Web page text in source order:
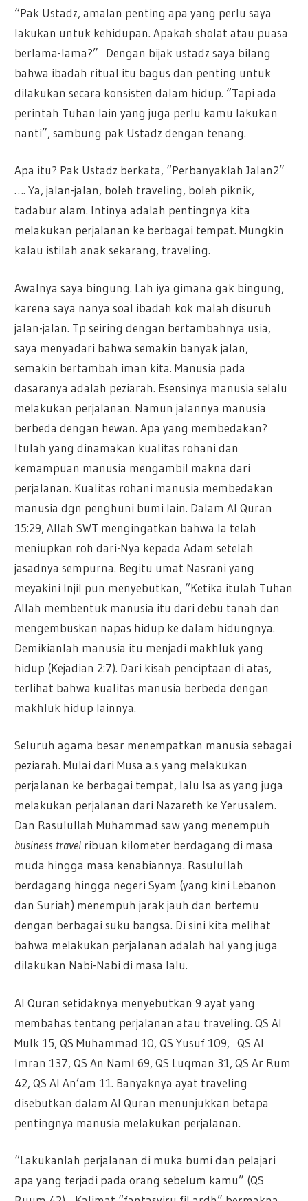
“Pak Ustadz, amalan penting apa yang perlu saya
lakukan untuk kehidupan. Apakah sholat atau puasa
berlama-lama?” Dengan bijak ustadz saya bilang
bahwa ibadah ritual itu bagus dan penting untuk
dilakukan secara konsisten dalam hidup. “Tapi ada
perintah Tuhan lain yang juga perlu kamu lakukan
nanti”, sambung pak Ustadz dengan tenang.
Apa itu? Pak Ustadz berkata, “Perbanyaklah Jalan2”
…. Ya, jalan-jalan, boleh traveling, boleh piknik,
tadabur alam. Intinya adalah pentingnya kita
melakukan perjalanan ke berbagai tempat. Mungkin
kalau istilah anak sekarang, traveling.
Awalnya saya bingung. Lah iya gimana gak bingung,
karena saya nanya soal ibadah kok malah disuruh
jalan-jalan. Tp seiring dengan bertambahnya usia,
saya menyadari bahwa semakin banyak jalan,
semakin bertambah iman kita. Manusia pada
dasaranya adalah peziarah. Esensinya manusia selalu
melakukan perjalanan. Namun jalannya manusia
berbeda dengan hewan. Apa yang membedakan?
Itulah yang dinamakan kualitas rohani dan
kemampuan manusia mengambil makna dari
perjalanan. Kualitas rohani manusia membedakan
manusia dgn penghuni bumi lain. Dalam Al Quran
15:29, Allah SWT mengingatkan bahwa Ia telah
meniupkan roh dari-Nya kepada Adam setelah
jasadnya sempurna. Begitu umat Nasrani yang
meyakini Injil pun menyebutkan, “Ketika itulah Tuhan
Allah membentuk manusia itu dari debu tanah dan
mengembuskan napas hidup ke dalam hidungnya.
Demikianlah manusia itu menjadi makhluk yang
hidup (Kejadian 2:7). Dari kisah penciptaan di atas,
terlihat bahwa kualitas manusia berbeda dengan
makhluk hidup lainnya.
Seluruh agama besar menempatkan manusia sebagai
peziarah. Mulai dari Musa a.s yang melakukan
perjalanan ke berbagai tempat, lalu Isa as yang juga
melakukan perjalanan dari Nazareth ke Yerusalem.
Dan Rasulullah Muhammad saw yang menempuh
business travel ribuan kilometer berdagang di masa
muda hingga masa kenabiannya. Rasulullah
berdagang hingga negeri Syam (yang kini Lebanon
dan Suriah) menempuh jarak jauh dan bertemu
dengan berbagai suku bangsa. Di sini kita melihat
bahwa melakukan perjalanan adalah hal yang juga
dilakukan Nabi-Nabi di masa lalu.
Al Quran setidaknya menyebutkan 9 ayat yang
membahas tentang perjalanan atau traveling. QS Al
Mulk 15, QS Muhammad 10, QS Yusuf 109, QS Al
Imran 137, QS An Naml 69, QS Luqman 31, QS Ar Rum
42, QS Al An’am 11. Banyaknya ayat traveling
disebutkan dalam Al Quran menunjukkan betapa
pentingnya manusia melakukan perjalanan.
“Lakukanlah perjalanan di muka bumi dan pelajari
apa yang terjadi pada orang sebelum kamu” (QS